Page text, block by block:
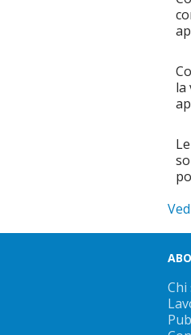
la
Chi